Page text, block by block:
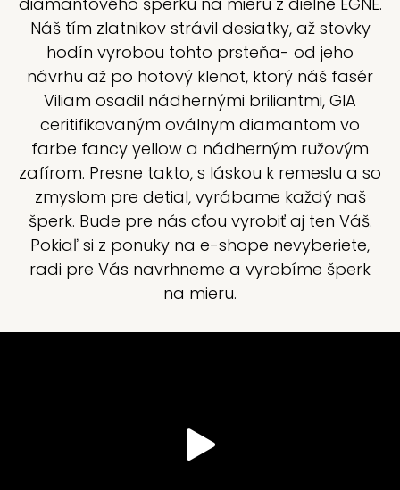
Náš tím zlatnikov strávil desiatky, až stovky
hodín vyrobou tohto prsteňa- od jeho
návrhu až po hotový klenot, ktorý náš fasér
Viliam osadil nádhernými briliantmi, GIA
ceritifikovaným oválnym diamantom vo
farbe fancy yellow a nádherným ružovým
zafírom. Presne takto, s láskou k remeslu a so
zmyslom pre detial, vyrábame každý naš
šperk. Bude pre nás cťou vyrobiť aj ten Váš.
Pokiaľ si z ponuky na e-shope nevyberiete,
radi pre Vás navrhneme a vyrobíme šperk
na mieru.